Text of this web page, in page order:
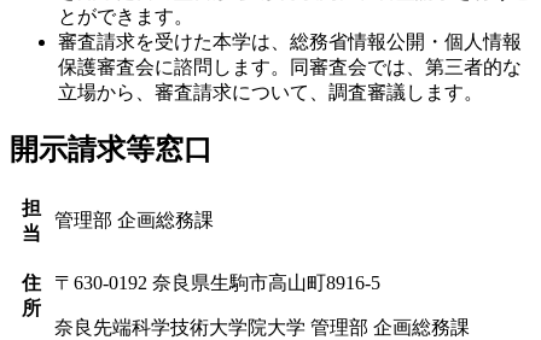
を知った日の翌日から3か月以内に、審査請求を行うこ
とができます。
審査請求を受けた本学は、総務省情報公開・個人情報
保護審査会に諮問します。同審査会では、第三者的な
開示請求等窓口
担
住